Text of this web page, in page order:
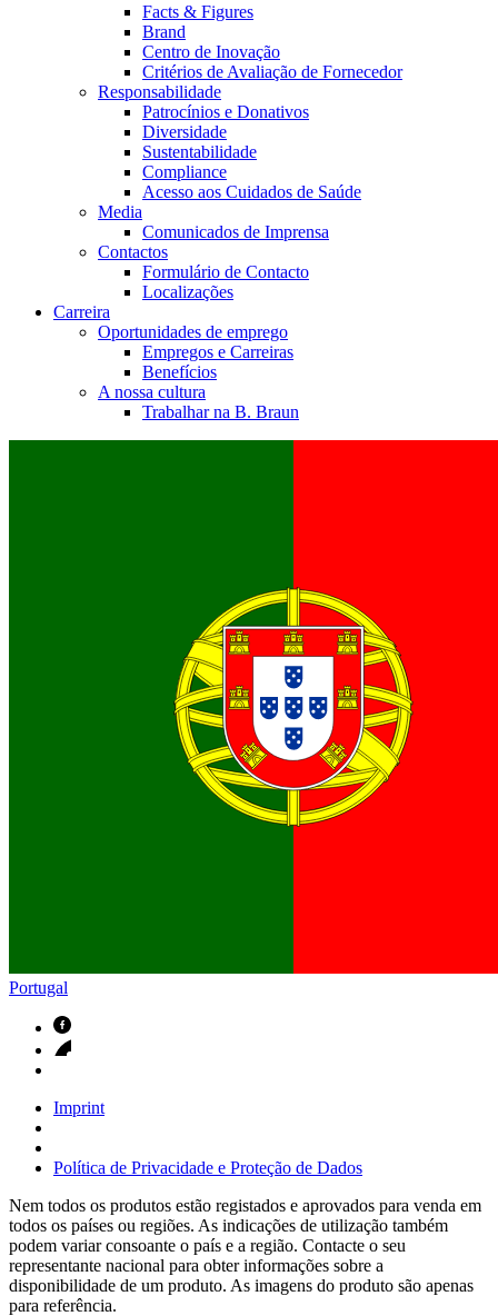
Facts & Figures
Brand
Centro de Inovação
Critérios de Avaliação de Fornecedor
Responsabilidade
Patrocínios e Donativos
Diversidade
Sustentabilidade
Compliance
Acesso aos Cuidados de Saúde
Media
Comunicados de Imprensa
Contactos
Formulário de Contacto
Localizações
Carreira
Oportunidades de emprego
Empregos e Carreiras
Benefícios
A nossa cultura
Trabalhar na B. Braun
Portugal
Imprint
Política de Privacidade e Proteção de Dados
Nem todos os produtos estão registados e aprovados para venda em
todos os países ou regiões. As indicações de utilização também
podem variar consoante o país e a região. Contacte o seu
representante nacional para obter informações sobre a
disponibilidade de um produto. As imagens do produto são apenas
para referência.